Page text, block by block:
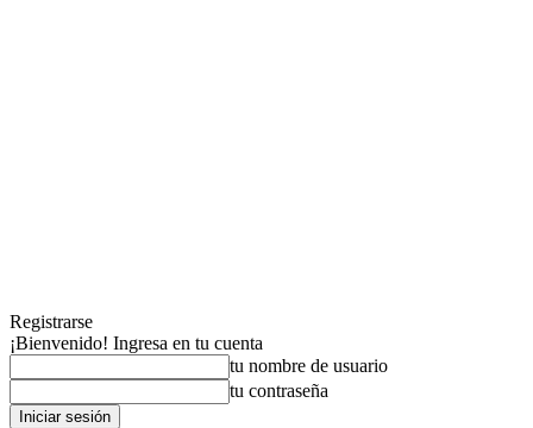
Registrarse
¡Bienvenido! Ingresa en tu cuenta
tu nombre de usuario
tu contraseña